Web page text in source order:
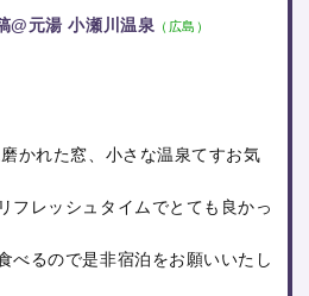
@元湯 小瀬川温泉 （広島）
かれた窓、小さな温泉てすお気
フレッシュタイムでとても良かっ
べるので是非宿泊をお願いいたし